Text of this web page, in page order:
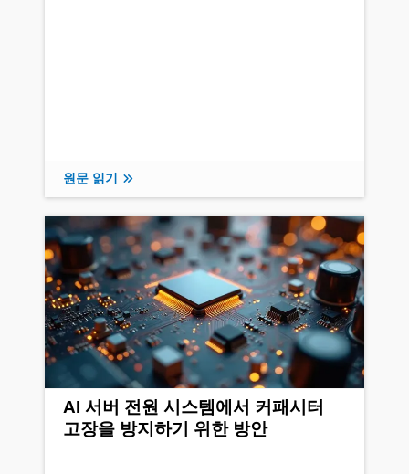
원문 읽기
AI 서버 전원 시스템에서 커패시터
고장을 방지하기 위한 방안